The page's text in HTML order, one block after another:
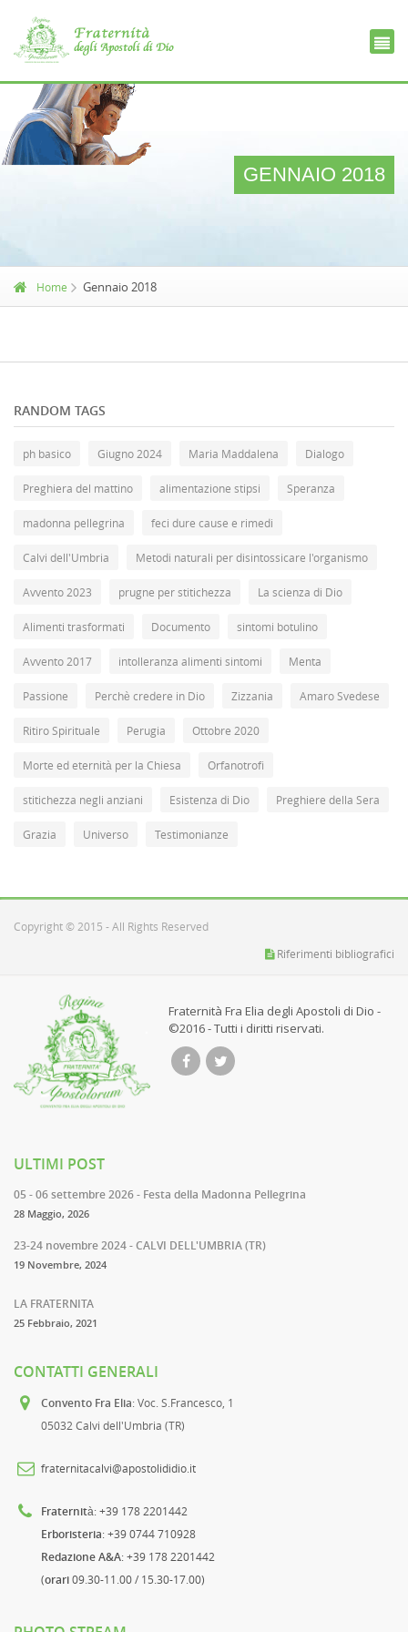
GENNAIO 2018
Home Gennaio 2018
RANDOM TAGS
ph basico Giugno 2024 Maria Maddalena Dialogo
Preghiera del mattino alimentazione stipsi Speranza
madonna pellegrina feci dure cause e rimedi
Calvi dell'Umbria Metodi naturali per disintossicare l'organismo
Avvento 2023 prugne per stitichezza La scienza di Dio
Alimenti trasformati Documento sintomi botulino
Avvento 2017 intolleranza alimenti sintomi Menta
Passione Perchè credere in Dio Zizzania Amaro Svedese
Ritiro Spirituale Perugia Ottobre 2020
Morte ed eternità per la Chiesa Orfanotrofi
stitichezza negli anziani Esistenza di Dio Preghiere della Sera
Grazia Universo Testimonianze
Copyright © 2015 - All Rights Reserved
Riferimenti bibliografici
Fraternità Fra Elia degli Apostoli di Dio -
©2016 - Tutti i diritti riservati.
ULTIMI POST
05 - 06 settembre 2026 - Festa della Madonna Pellegrina
28 Maggio, 2026
23-24 novembre 2024 - CALVI DELL'UMBRIA (TR)
19 Novembre, 2024
LA FRATERNITA
25 Febbraio, 2021
CONTATTI GENERALI
Convento Fra Elia: Voc. S.Francesco, 1
05032 Calvi dell'Umbria (TR)
fraternitacalvi@apostolididio.it
Fraternità: +39 178 2201442
Erboristeria: +39 0744 710928
Redazione A&A: +39 178 2201442
(orari09.30-11.00 / 15.30-17.00)